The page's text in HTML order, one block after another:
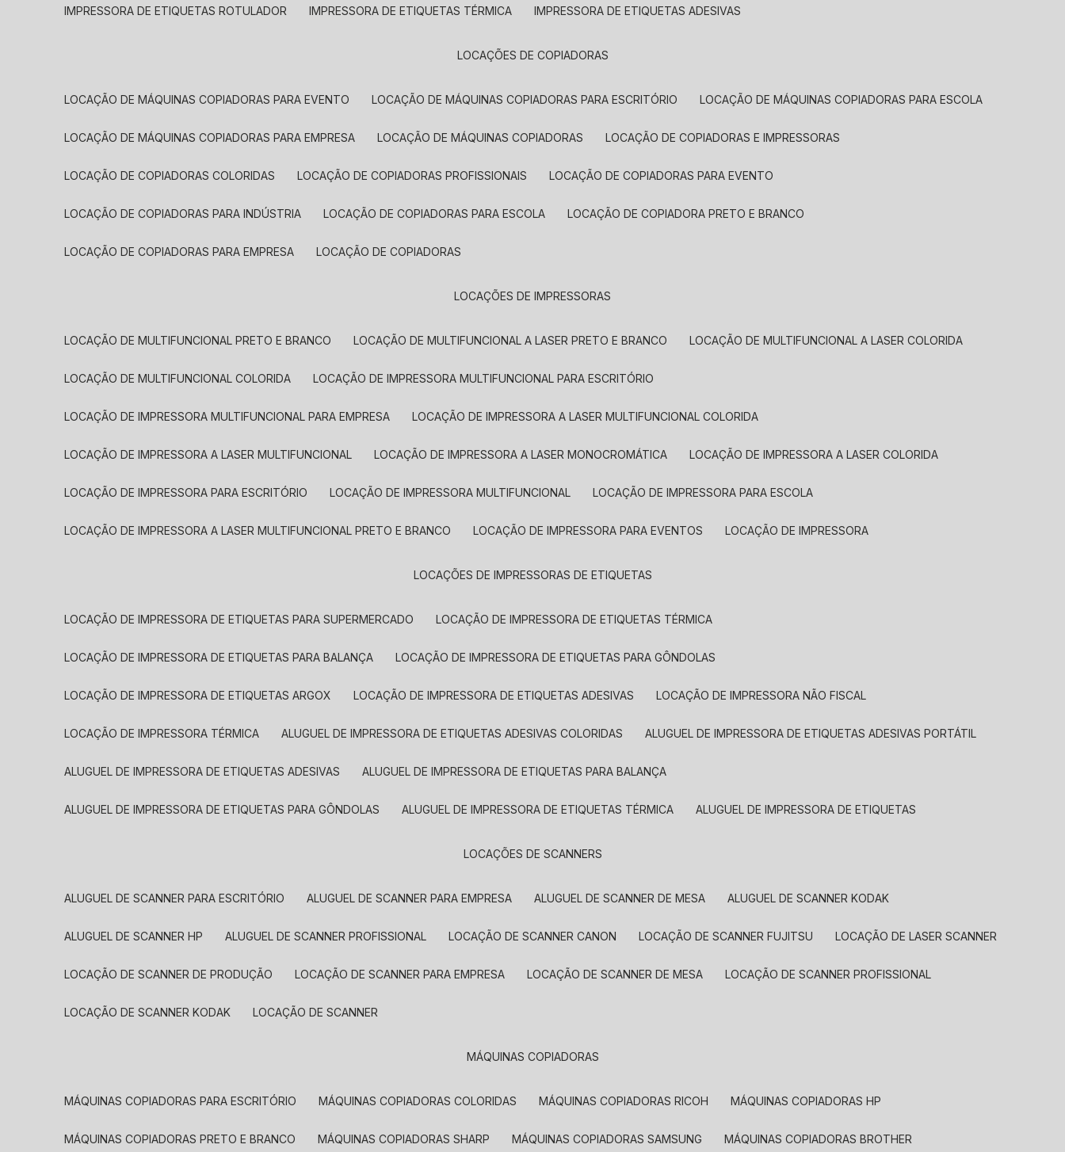
IMPRESSORA DE ETIQUETAS ROTULADOR IMPRESSORA DE ETIQUETAS TÉRMICA IMPRESSORA DE ETIQUETAS ADESIVAS
LOCAÇÕES DE COPIADORAS
LOCAÇÃO DE MÁQUINAS COPIADORAS PARA EVENTO LOCAÇÃO DE MÁQUINAS COPIADORAS PARA ESCRITÓRIO LOCAÇÃO DE MÁQUINAS COPIADORAS PARA ESCOLA
LOCAÇÃO DE MÁQUINAS COPIADORAS PARA EMPRESA LOCAÇÃO DE MÁQUINAS COPIADORAS LOCAÇÃO DE COPIADORAS E IMPRESSORAS
LOCAÇÃO DE COPIADORAS COLORIDAS LOCAÇÃO DE COPIADORAS PROFISSIONAIS LOCAÇÃO DE COPIADORAS PARA EVENTO
LOCAÇÃO DE COPIADORAS PARA INDÚSTRIA LOCAÇÃO DE COPIADORAS PARA ESCOLA LOCAÇÃO DE COPIADORA PRETO E BRANCO
LOCAÇÃO DE COPIADORAS PARA EMPRESA LOCAÇÃO DE COPIADORAS
LOCAÇÕES DE IMPRESSORAS
LOCAÇÃO DE MULTIFUNCIONAL PRETO E BRANCO LOCAÇÃO DE MULTIFUNCIONAL A LASER PRETO E BRANCO LOCAÇÃO DE MULTIFUNCIONAL A LASER COLORIDA
LOCAÇÃO DE MULTIFUNCIONAL COLORIDA LOCAÇÃO DE IMPRESSORA MULTIFUNCIONAL PARA ESCRITÓRIO
LOCAÇÃO DE IMPRESSORA MULTIFUNCIONAL PARA EMPRESA LOCAÇÃO DE IMPRESSORA A LASER MULTIFUNCIONAL COLORIDA
LOCAÇÃO DE IMPRESSORA A LASER MULTIFUNCIONAL LOCAÇÃO DE IMPRESSORA A LASER MONOCROMÁTICA LOCAÇÃO DE IMPRESSORA A LASER COLORIDA
LOCAÇÃO DE IMPRESSORA PARA ESCRITÓRIO LOCAÇÃO DE IMPRESSORA MULTIFUNCIONAL LOCAÇÃO DE IMPRESSORA PARA ESCOLA
LOCAÇÃO DE IMPRESSORA A LASER MULTIFUNCIONAL PRETO E BRANCO LOCAÇÃO DE IMPRESSORA PARA EVENTOS LOCAÇÃO DE IMPRESSORA
LOCAÇÕES DE IMPRESSORAS DE ETIQUETAS
LOCAÇÃO DE IMPRESSORA DE ETIQUETAS PARA SUPERMERCADO LOCAÇÃO DE IMPRESSORA DE ETIQUETAS TÉRMICA
LOCAÇÃO DE IMPRESSORA DE ETIQUETAS PARA BALANÇA LOCAÇÃO DE IMPRESSORA DE ETIQUETAS PARA GÔNDOLAS
LOCAÇÃO DE IMPRESSORA DE ETIQUETAS ARGOX LOCAÇÃO DE IMPRESSORA DE ETIQUETAS ADESIVAS LOCAÇÃO DE IMPRESSORA NÃO FISCAL
LOCAÇÃO DE IMPRESSORA TÉRMICA ALUGUEL DE IMPRESSORA DE ETIQUETAS ADESIVAS COLORIDAS ALUGUEL DE IMPRESSORA DE ETIQUETAS ADESIVAS PORTÁTIL
ALUGUEL DE IMPRESSORA DE ETIQUETAS ADESIVAS ALUGUEL DE IMPRESSORA DE ETIQUETAS PARA BALANÇA
ALUGUEL DE IMPRESSORA DE ETIQUETAS PARA GÔNDOLAS ALUGUEL DE IMPRESSORA DE ETIQUETAS TÉRMICA ALUGUEL DE IMPRESSORA DE ETIQUETAS
LOCAÇÕES DE SCANNERS
ALUGUEL DE SCANNER PARA ESCRITÓRIO ALUGUEL DE SCANNER PARA EMPRESA ALUGUEL DE SCANNER DE MESA ALUGUEL DE SCANNER KODAK
ALUGUEL DE SCANNER HP ALUGUEL DE SCANNER PROFISSIONAL LOCAÇÃO DE SCANNER CANON LOCAÇÃO DE SCANNER FUJITSU LOCAÇÃO DE LASER SCANNER
LOCAÇÃO DE SCANNER DE PRODUÇÃO LOCAÇÃO DE SCANNER PARA EMPRESA LOCAÇÃO DE SCANNER DE MESA LOCAÇÃO DE SCANNER PROFISSIONAL
LOCAÇÃO DE SCANNER KODAK LOCAÇÃO DE SCANNER
MÁQUINAS COPIADORAS
MÁQUINAS COPIADORAS PARA ESCRITÓRIO MÁQUINAS COPIADORAS COLORIDAS MÁQUINAS COPIADORAS RICOH MÁQUINAS COPIADORAS HP
MÁQUINAS COPIADORAS PRETO E BRANCO MÁQUINAS COPIADORAS SHARP MÁQUINAS COPIADORAS SAMSUNG MÁQUINAS COPIADORAS BROTHER